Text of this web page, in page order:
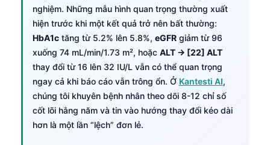
nghiệm. Những mẫu hình quan trọng thường xuất
hiện trước khi một kết quả trở nên bất thường:
HbA1c tăng từ 5.2% lên 5.8%, eGFR giảm từ 96
xuống 74 mL/min/1.73 m², hoặc ALT → [22] ALT
thay đổi từ 16 lên 32 IU/L vẫn có thể quan trọng
ngay cả khi báo cáo vẫn trông ổn. Ở Kantesti AI,
chúng tôi khuyên bệnh nhân theo dõi 8-12 chỉ số
cốt lõi hằng năm và tin vào hướng thay đổi kéo dài
hơn là một lần “lệch” đơn lẻ.